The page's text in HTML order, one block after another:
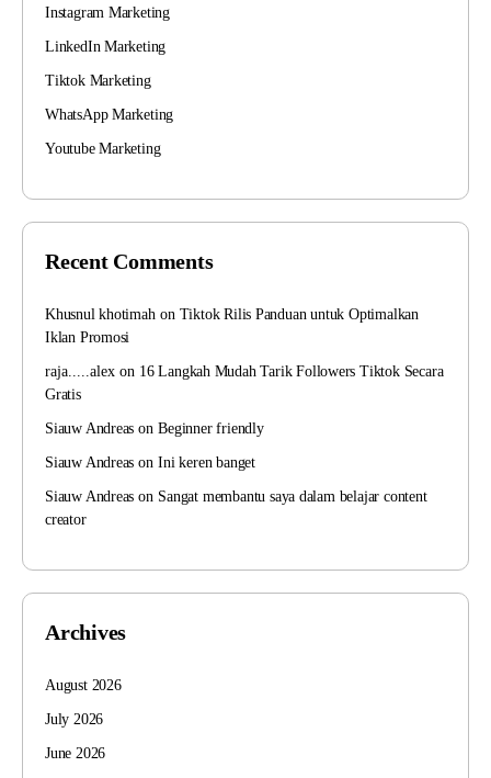
Instagram Marketing
LinkedIn Marketing
Tiktok Marketing
WhatsApp Marketing
Youtube Marketing
Recent Comments
Khusnul khotimahon Tiktok Rilis Panduan untuk Optimalkan
Iklan Promosi
raja.....alex on 16 Langkah Mudah Tarik Followers Tiktok Secara
Gratis
Siauw Andreas onBeginner friendly
Siauw Andreas onIni keren banget
Siauw Andreas on Sangat membantu saya dalam belajar content
creator
Archives
August 2026
July 2026
June 2026